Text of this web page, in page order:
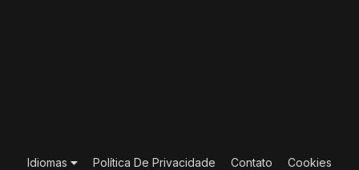
Idiomas Política De Privacidade Contato Cookies